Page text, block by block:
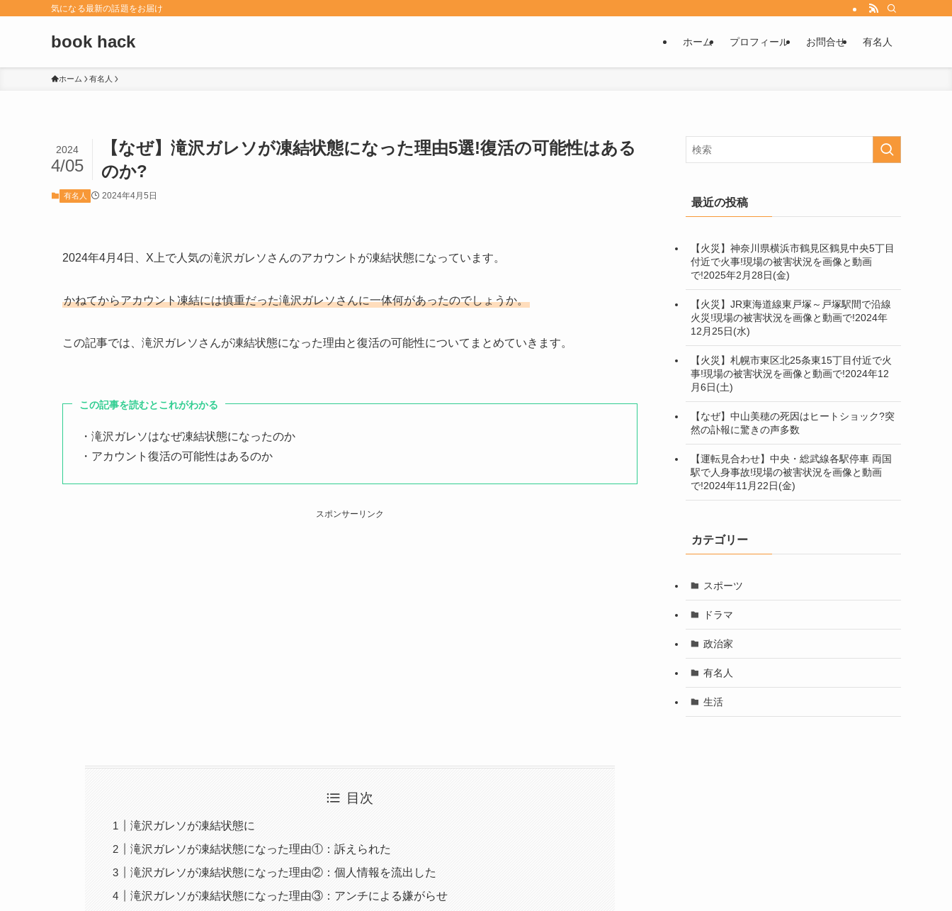
気になる最新の話題をお届け
book hack ホーム プロフィール お問合せ 有名人
ホーム 有名人
【なぜ】滝沢ガレソが凍結状態になった理由5選!復活の可能性はある
のか?
2024
4/05
有名人 2024年4月5日
2024年4月4日、X上で人気の滝沢ガレソさんのアカウントが凍結状態になっています。
かねてからアカウント凍結には慎重だった滝沢ガレソさんに一体何があったのでしょうか。
この記事では、滝沢ガレソさんが凍結状態になった理由と復活の可能性についてまとめていきます。
この記事を読むとこれがわかる
・滝沢ガレソはなぜ凍結状態になったのか
・アカウント復活の可能性はあるのか
スポンサーリンク
目次
滝沢ガレソが凍結状態に
滝沢ガレソが凍結状態になった理由①：訴えられた
滝沢ガレソが凍結状態になった理由②：個人情報を流出した
滝沢ガレソが凍結状態になった理由③：アンチによる嫌がらせ
最近の投稿
【火災】神奈川県横浜市鶴見区鶴見中央5丁目
付近で火事!現場の被害状況を画像と動画
で!2025年2月28日(金)
【火災】JR東海道線東戸塚～戸塚駅間で沿線
火災!現場の被害状況を画像と動画で!2024年
12月25日(水)
【火災】札幌市東区北25条東15丁目付近で火
事!現場の被害状況を画像と動画で!2024年12
月6日(土)
【なぜ】中山美穂の死因はヒートショック?突
然の訃報に驚きの声多数
【運転見合わせ】中央・総武線各駅停車 両国
駅で人身事故!現場の被害状況を画像と動画
で!2024年11月22日(金)
カテゴリー
スポーツ
ドラマ
政治家
有名人
生活